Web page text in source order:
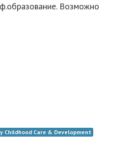
Возможно
Childhood Care & Development